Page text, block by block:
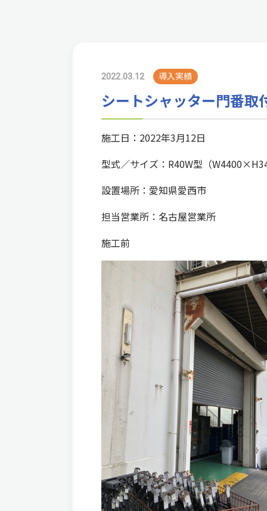
2022.03.12 導入実績
シートシャッター門番取
施工日：2022年3月12日
型式／サイズ：R40W型（
設置場所：愛知県愛西市
担当営業所：名古屋営業所
施工前